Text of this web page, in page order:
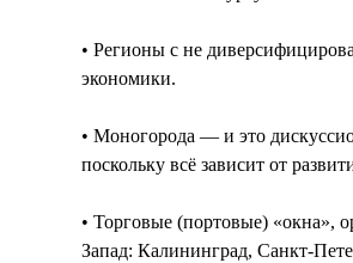
• Регионы с не
экономики.
• Моногорода — и это
поскольку всё зависит от
• Торговые (портовые) «окна»,
Запад: Калининград, Санкт-